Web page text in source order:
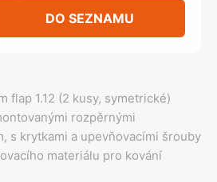
DO SEZNAMU
flap 1.12 (2 kusy, symetrické)
rozpěrnými
s krytkami a upevňovacími šrouby
materiálu pro kování